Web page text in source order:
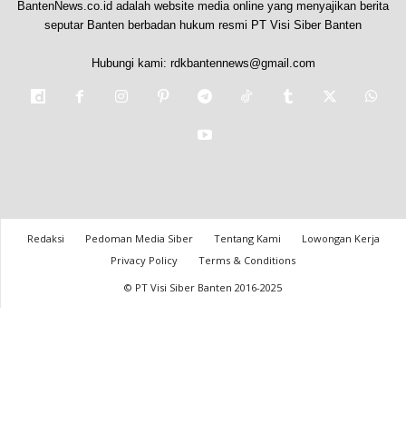
BantenNews.co.id adalah website media online yang menyajikan berita
seputar Banten berbadan hukum resmi PT Visi Siber Banten
Hubungi kami: rdkbantennews@gmail.com
Redaksi Pedoman Media Siber Tentang Kami
Lowongan Kerja
Privacy Policy
Terms & Conditions
© PT Visi Siber Banten 2016-2025